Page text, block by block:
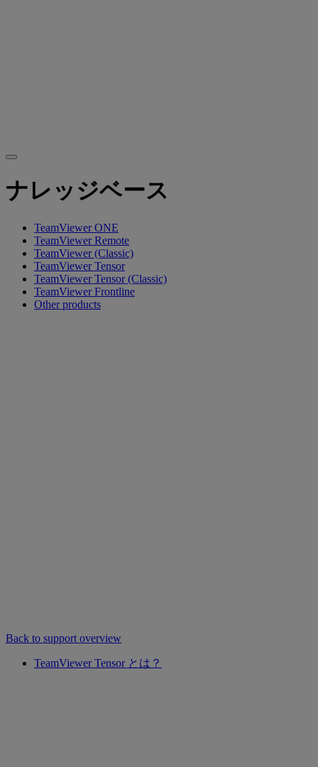
ナレッジベース
TeamViewer ONE
TeamViewer Remote
TeamViewer (Classic)
TeamViewer Tensor
TeamViewer Tensor (Classic)
TeamViewer Frontline
Other products
Back to support overview
TeamViewer Tensor とは？